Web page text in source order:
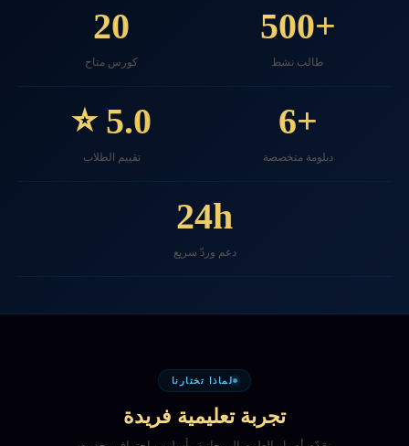
+500
طالب نشط
20
كورس متاح
+6
دبلومة متخصصة
5.0 ⭐
تقييم الطلاب
24h
دعم وردّ سريع
لماذا تختارنا
تجربة تعليمية فريدة